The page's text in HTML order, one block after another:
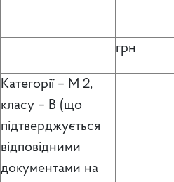
грн
Категорії – М 2,
класу – В (що
підтверджується
відповідними
документами на